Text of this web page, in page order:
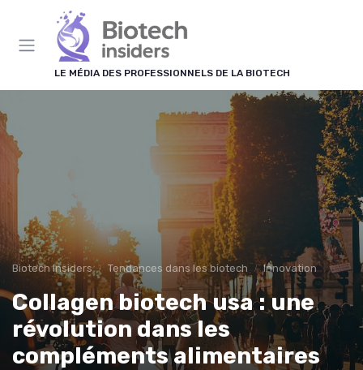
LE MÉDIA DES PROFESSIONNELS DE LA BIOTECH
Biotech Insiders Tendances dans les biotech Innovation
Collagen biotech usa : une
révolution dans les
compléments alimentaires
Panneau de gestion des cookies